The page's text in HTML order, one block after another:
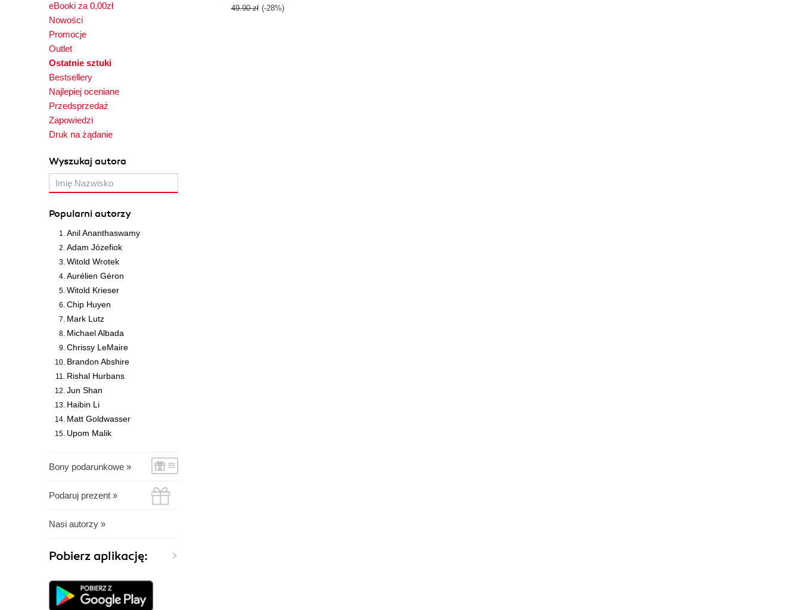
eBooki za 0,00zł
Nowości
Promocje
Outlet
Ostatnie sztuki
Bestsellery
Najlepiej oceniane
Przedsprzedaż
Zapowiedzi
Druk na żądanie
Wyszukaj autora
Popularni autorzy
Anil Ananthaswamy
Adam Józefiok
Witold Wrotek
Aurélien Géron
Witold Krieser
Chip Huyen
Mark Lutz
Michael Albada
Chrissy LeMaire
Brandon Abshire
Rishal Hurbans
Jun Shan
Haibin Li
Matt Goldwasser
Upom Malik
Bony podarunkowe »
Podaruj prezent »
Nasi autorzy »
Pobierz aplikację:
49.90 zł (-28%)